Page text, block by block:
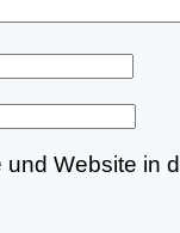
und Website in